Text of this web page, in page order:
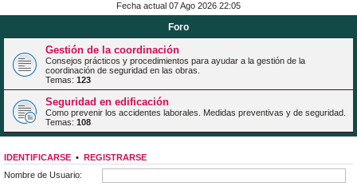
c
Fecha actual 07 Ago 2026 22:05
Foro
Gestión de la coordinación
Consejos prácticos y procedimientos para ayudar a la gestión de la
coordinación de seguridad en las obras.
Temas: 123
Seguridad en edificación
Como prevenir los accidentes laborales. Medidas preventivas y de seguridad.
Temas: 108
IDENTIFICARSE • REGISTRARSE
Nombre de Usuario: